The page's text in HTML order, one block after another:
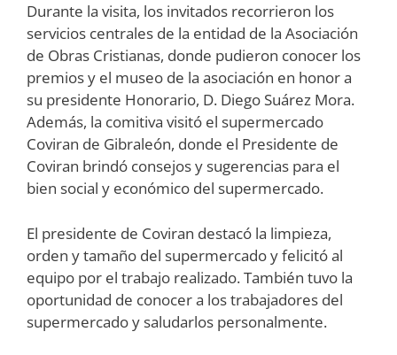
Durante la visita, los invitados recorrieron los
servicios centrales de la entidad de la Asociación
de Obras Cristianas, donde pudieron conocer los
premios y el museo de la asociación en honor a
su presidente Honorario, D. Diego Suárez Mora.
Además, la comitiva visitó el supermercado
Coviran de Gibraleón, donde el Presidente de
Coviran brindó consejos y sugerencias para el
bien social y económico del supermercado.
El presidente de Coviran destacó la limpieza,
orden y tamaño del supermercado y felicitó al
equipo por el trabajo realizado. También tuvo la
oportunidad de conocer a los trabajadores del
supermercado y saludarlos personalmente.